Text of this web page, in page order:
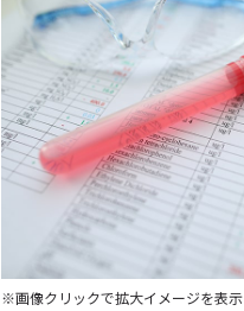
※画像クリックで拡大イメージを表示